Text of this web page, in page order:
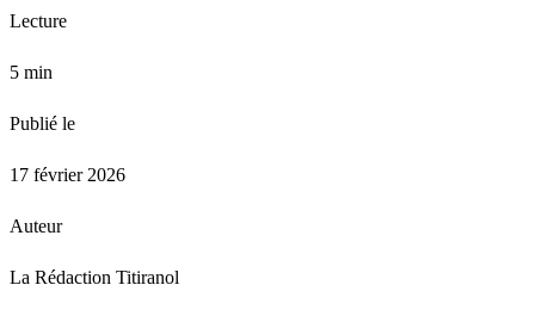
Lecture
5 min
Publié le
17 février 2026
Auteur
La Rédaction Titiranol